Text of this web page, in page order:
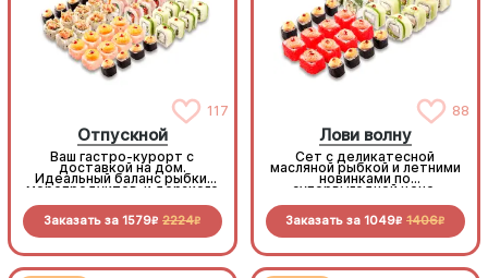
117
Отпускной
Ваш гастро-курорт с
доставкой на дом.
Идеальный баланс рыбки,
морепродуктов и дерзкого
беконом. Расслабьтесь и
отдыхайте, мы всё
Заказать за 1579R 2224R
88
Лови волну
Сет с деликатесной
масляной рыбкой и летними
новинками по
супервыгодной цене.
Заказать за 1049R 1406R